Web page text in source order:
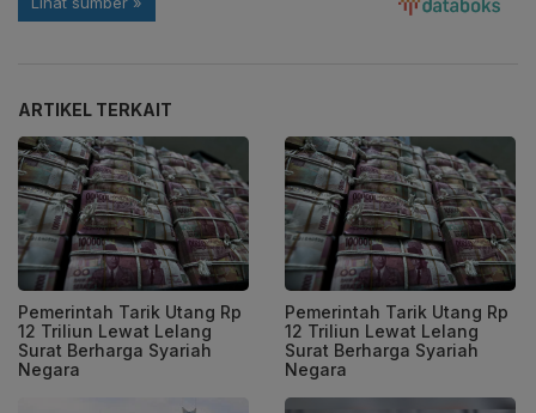
ARTIKEL TERKAIT
Pemerintah Tarik Utang Rp
12 Triliun Lewat Lelang
Surat Berharga Syariah
Negara
Pemerintah Tarik Utang Rp
12 Triliun Lewat Lelang
Surat Berharga Syariah
Negara